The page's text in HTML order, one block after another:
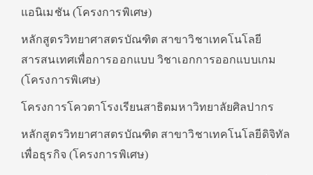
แอนิเมชัน (โครงการพิเศษ)
หลักสูตรวิทยาศาสตรบัณฑิต สาขาวิชาเทคโนโลยี
สารสนเทศเพื่อการออกแบบ วิชาเอกการออกแบบเกม
(โครงการพิเศษ)
โครงการโควตาโรงเรียนสาธิตมหาวิทยาลัยศิลปากร
หลักสูตรวิทยาศาสตรบัณฑิต สาขาวิชาเทคโนโลยีดิจิทัล
เพื่อธุรกิจ (โครงการพิเศษ)